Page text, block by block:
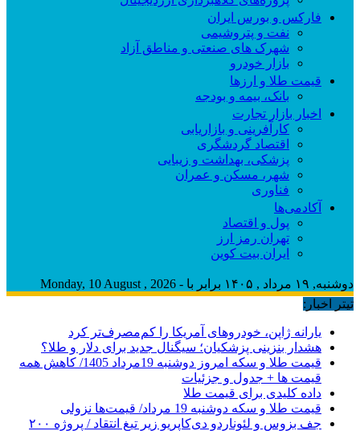
فارکس و بورس ایران
نفت و پتروشیمی
شهرک های صنعتی و مناطق آزاد
بازار خودرو
قیمت طلا و ارزها
بانک، بیمه و بودجه
اخبار بازار تجارت
کارآفرینی و بازاریابی
اقتصاد گردشگری
پزشکی، بهداشت و زیبایی
شهر، مسکن و عمران
فناوری
آکادمی‌ها
پول و اقتصاد
تهران رمز ارز
ایران بیت کوین
دوشنبه, ۱۹ مرداد , ۱۴۰۵ برابر با - Monday, 10 August , 2026
تیتر اخبار:
یارانه ژاپن، خودروهای آمریکا را کم‌مصرف‌تر کرد
هشدار بنزینی پزشکیان؛ سیگنال جدید برای دلار و طلا؟
قیمت طلا و سکه امروز دوشنبه 19مرداد 1405/ کاهش همه
قیمت ها + جدول و جزئیات
داده کلیدی برای قیمت طلا
قیمت طلا و سکه دوشنبه 19 مرداد/ قیمت‌ها نزولی
جف بزوس و لئوناردو دی‌کاپریو زیر تیغ انتقاد / پروژه ۲۰۰